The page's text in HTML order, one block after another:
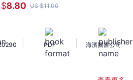
8.80 US $11.00
PDF 海濱圖書公司